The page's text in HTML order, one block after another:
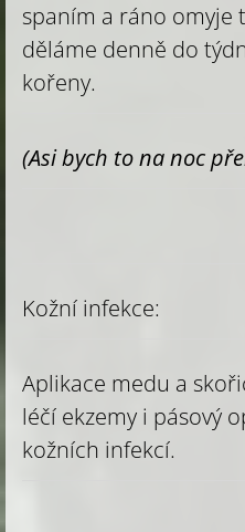
spaním a ráno omyje
děláme denně do
kořeny.
(Asi bych to na noc
Kožní infekce:
Aplikace medu a
léčí ekzemy i pásový
kožních infekcí.